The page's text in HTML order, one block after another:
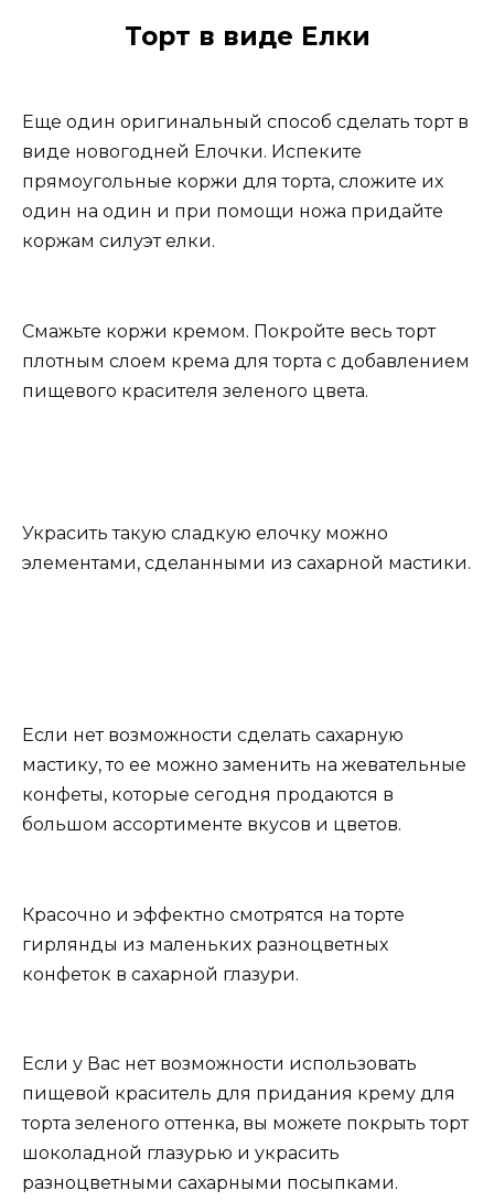
Торт в виде Елки
Еще один оригинальный способ сделать торт в
виде новогодней Елочки. Испеките
прямоугольные коржи для торта, сложите их
один на один и при помощи ножа придайте
коржам силуэт елки.
Смажьте коржи кремом. Покройте весь торт
плотным слоем крема для торта с добавлением
пищевого красителя зеленого цвета.
Украсить такую сладкую елочку можно
элементами, сделанными из сахарной мастики.
Если нет возможности сделать сахарную
мастику, то ее можно заменить на жевательные
конфеты, которые сегодня продаются в
большом ассортименте вкусов и цветов.
Красочно и эффектно смотрятся на торте
гирлянды из маленьких разноцветных
конфеток в сахарной глазури.
Если у Вас нет возможности использовать
пищевой краситель для придания крему для
торта зеленого оттенка, вы можете покрыть торт
шоколадной глазурью и украсить
разноцветными сахарными посыпками.